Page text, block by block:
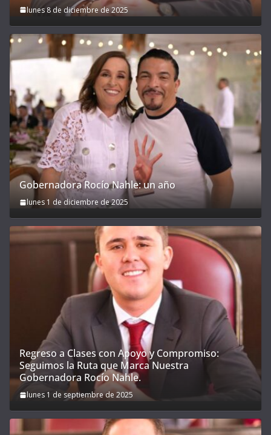
lunes 8 de diciembre de 2025
Gobernadora Rocío Nahle: un año
lunes 1 de diciembre de 2025
Regreso a Clases con Apoyo y Compromiso:
Seguimos la Ruta que Marca Nuestra
Gobernadora Rocío Nahle.
lunes 1 de septiembre de 2025